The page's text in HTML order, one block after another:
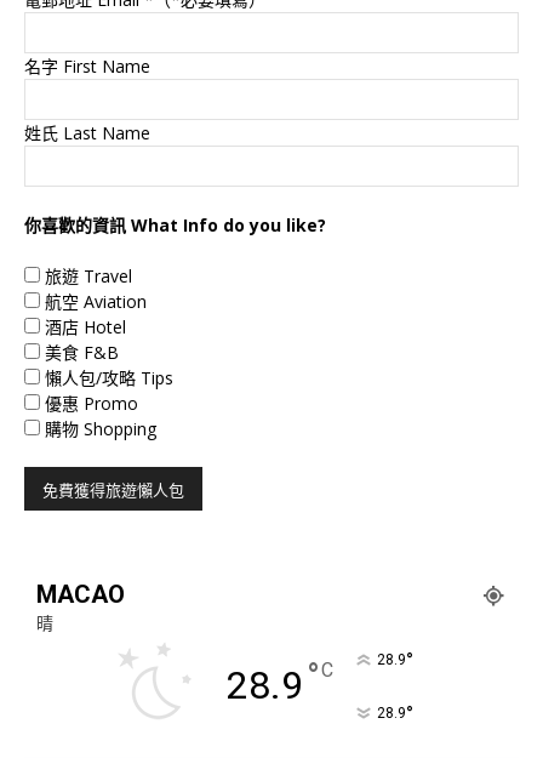
名字 First Name
姓氏 Last Name
你喜歡的資訊 What Info do you like?
旅遊 Travel
航空 Aviation
酒店 Hotel
美食 F&B
懶人包/攻略 Tips
優惠 Promo
購物 Shopping
MACAO
晴
28.9 °C 28.9°
28.9°